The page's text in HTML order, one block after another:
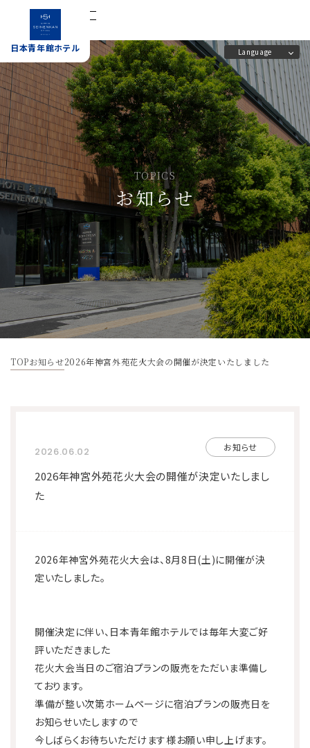
日本青年館ホテル
宿泊予約
Language
TOPICS
お知らせ
TOPお知らせ2026年神宮外苑花火大会の開催が決定いたしました
2026.06.02 お知らせ
2026年神宮外苑花火大会の開催が決定いたしまし
た
2026年神宮外苑花火大会は、8月8日(土)に開催が決
定いたしました。
開催決定に伴い、日本青年館ホテルでは毎年大変ご好
評いただきました
花火大会当日のご宿泊プランの販売をただいま準備し
ております。
準備が整い次第ホームページに宿泊プランの販売日を
お知らせいたしますので
今しばらくお待ちいただけます様お願い申し上げます。
日本青年館ホテル
ホーム
客室
レストラン
会議室
宴会場
施設案内
アクセス
よくあるご質問
日本青年館の概要と歴史
宿泊予約
宿泊プラン一覧